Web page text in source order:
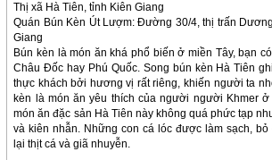
Thị xã Hà Tiên, tỉnh Kiên Giang
Quán Bún Kèn Út Lượm: Đường 30/4, thị trấn
Giang
Bún kèn là món ăn khá phổ biến ở miền Tây, bạn
Châu Đốc hay Phú Quốc. Song bún kèn Hà Tiên
thực khách bởi hương vị rất riêng, khiến người ta
kèn là món ăn yêu thích của người người Khmer
món ăn đặc sản Hà Tiên này không quá phức tạp
và kiên nhẫn. Những con cá lóc được làm sạch,
lại thịt cá và giã nhuyễn.